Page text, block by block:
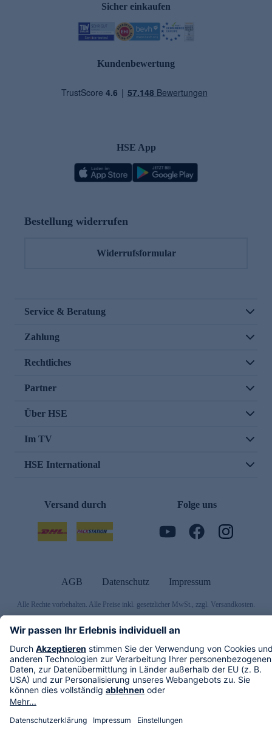
Sicher einkaufen
Kundenbewertung
HSE App
Bestellung widerrufen
Widerrufsformular
Service & Beratung
Zahlung
Rechtliches
Partner
Über HSE
Im TV
HSE International
Versand durch Folge uns
AGB Datenschutz Impressum
Alle Rechte vorbehalten. Alle Preise inkl. gesetzlicher MwSt., zzgl. Versandkosten.